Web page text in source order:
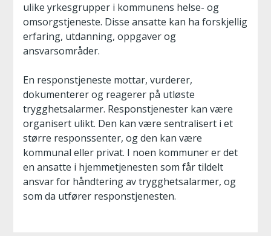
ulike yrkesgrupper i kommunens helse- og
omsorgstjeneste. Disse ansatte kan ha forskjellig
erfaring, utdanning, oppgaver og
ansvarsområder.
En responstjeneste mottar, vurderer,
dokumenterer og reagerer på utløste
trygghetsalarmer. Responstjenester kan være
organisert ulikt. Den kan være sentralisert i et
større responssenter, og den kan være
kommunal eller privat. I noen kommuner er det
en ansatte i hjemmetjenesten som får tildelt
ansvar for håndtering av trygghetsalarmer, og
som da utfører responstjenesten.